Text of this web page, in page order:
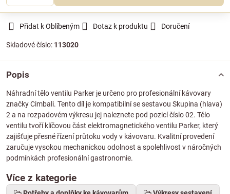
Přidat k Oblíbeným Dotaz k produktu Doručení
Skladové číslo: 113020
Popis
Náhradní tělo ventilu Parker je určeno pro profesionální kávovary
značky Cimbali. Tento díl je kompatibilní se sestavou Skupina (hlava)
2 a na rozpadovém výkresu jej naleznete pod pozicí číslo 02. Tělo
ventilu tvoří klíčovou část elektromagnetického ventilu Parker, který
zajišťuje přesné řízení průtoku vody v kávovaru. Kvalitní provedení
zaručuje vysokou mechanickou odolnost a spolehlivost v náročných
podmínkách profesionální gastronomie.
Více z kategorie